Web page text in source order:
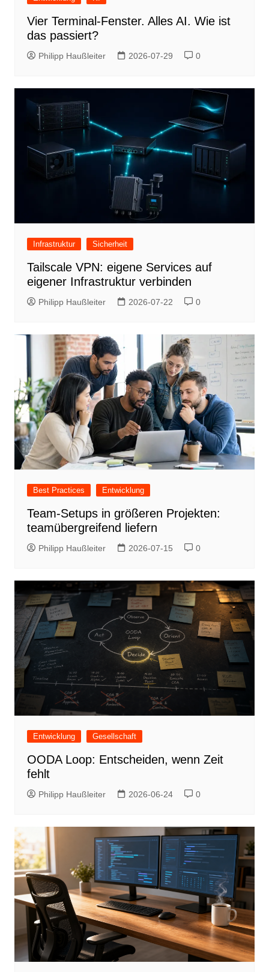
Vier Terminal-Fenster. Alles AI. Wie ist
das passiert?
Philipp Haußleiter 2026-07-29 0
Infrastruktur Sicherheit
Tailscale VPN: eigene Services auf
eigener Infrastruktur verbinden
Philipp Haußleiter 2026-07-22 0
Best Practices Entwicklung
Team-Setups in größeren Projekten:
teamübergreifend liefern
Philipp Haußleiter 2026-07-15 0
Entwicklung Gesellschaft
OODA Loop: Entscheiden, wenn Zeit
fehlt
Philipp Haußleiter 2026-06-24 0